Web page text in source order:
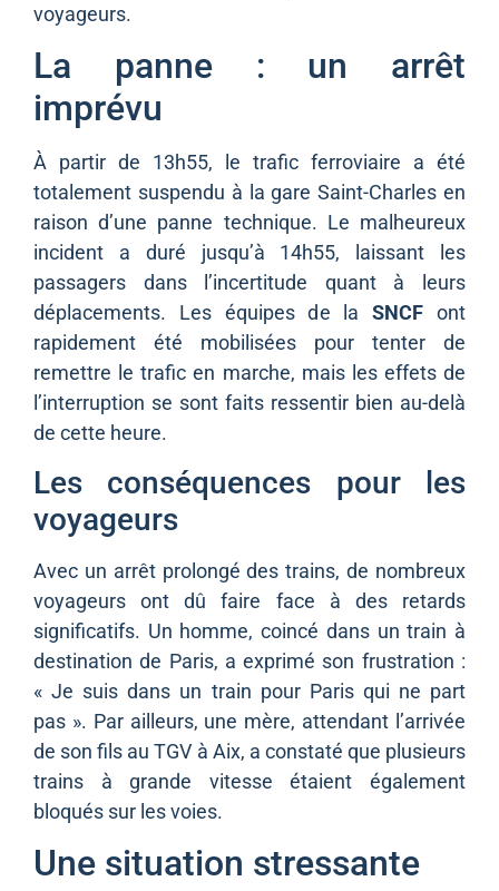
voyageurs.
La panne : un arrêt
imprévu
À partir de 13h55, le trafic ferroviaire a été
totalement suspendu à la gare Saint-Charles en
raison d’une panne technique. Le malheureux
incident a duré jusqu’à 14h55, laissant les
passagers dans l’incertitude quant à leurs
déplacements. Les équipes de laSNCF ont
rapidement été mobilisées pour tenter de
remettre le trafic en marche, mais les effets de
l’interruption se sont faits ressentir bien au-delà
de cette heure.
Les conséquences pour les
voyageurs
Avec un arrêt prolongé des trains, de nombreux
voyageurs ont dû faire face à des retards
significatifs. Un homme, coincé dans un train à
destination de Paris, a exprimé son frustration :
« Je suis dans un train pour Paris qui ne part
pas ». Par ailleurs, une mère, attendant l’arrivée
de son fils au TGV à Aix, a constaté que plusieurs
trains à grande vitesse étaient également
bloqués sur les voies.
Une situation stressante